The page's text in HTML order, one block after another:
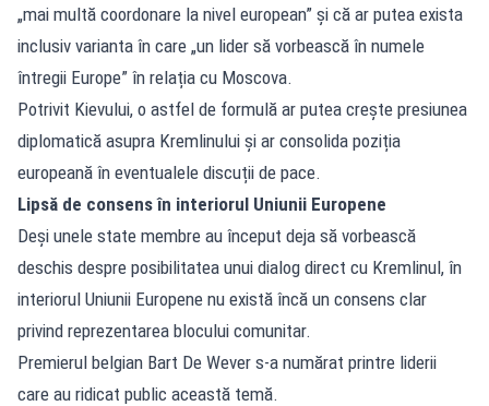
„mai multă coordonare la nivel european” și că ar putea exista
inclusiv varianta în care „un lider să vorbească în numele
întregii Europe” în relația cu Moscova.
Potrivit Kievului, o astfel de formulă ar putea crește presiunea
diplomatică asupra Kremlinului și ar consolida poziția
europeană în eventualele discuții de pace.
Lipsă de consens în interiorul Uniunii Europene
Deși unele state membre au început deja să vorbească
deschis despre posibilitatea unui dialog direct cu Kremlinul, în
interiorul Uniunii Europene nu există încă un consens clar
privind reprezentarea blocului comunitar.
Premierul belgian Bart De Wever s-a numărat printre liderii
care au ridicat public această temă.